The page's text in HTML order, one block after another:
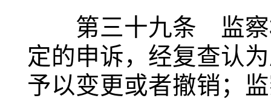
第三十九条 监察机
定的申诉，经复查认
予以变更或者撤销；